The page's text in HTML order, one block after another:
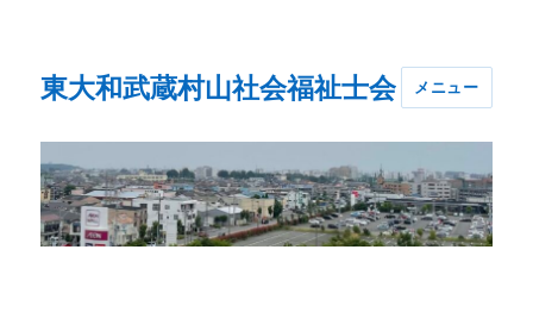
東大和武蔵村山社会福祉士会 メニュー